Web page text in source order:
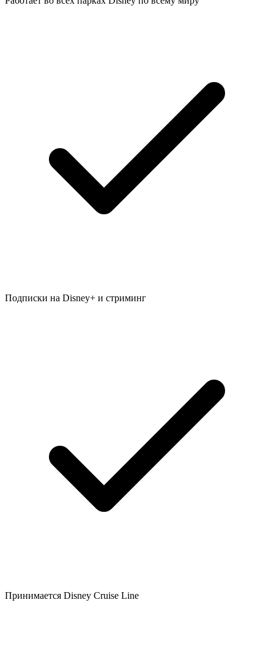
Подписки на Disney+ и стриминг
Принимается Disney Cruise Line